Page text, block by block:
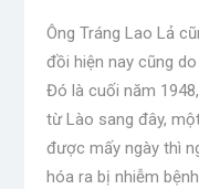
Ông Tráng Lao Lả
đồi hiện nay cũng
Đó là cuối năm
từ Lào sang đây,
được mấy ngày thì
hóa ra bị nhiễm